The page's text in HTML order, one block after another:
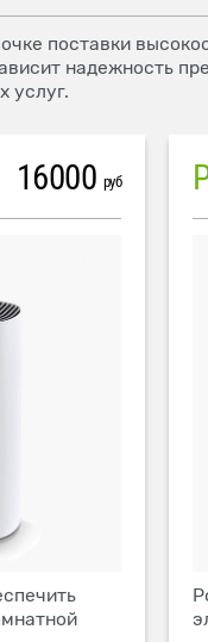
поставки
надежность
услуг.
Mesh система TP-Link Deco M4 (3 устройства)
16000 руб